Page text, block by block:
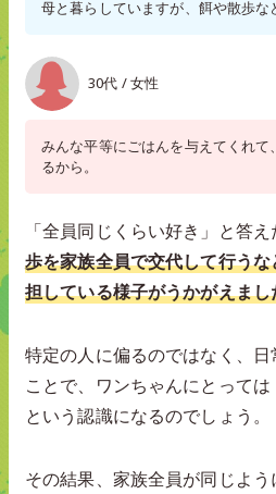
母と暮らしていますが、餌や散歩な
30代 / 女性
みんな平等にごはんを与えてくれ
るから。
「全員同じくらい好き」と答え
歩を家族全員で交代して行う
担している様子がうかがえまし
特定の人に偏るのではなく、
ことで、ワンちゃんにとっては
という認識になるのでしょう。
その結果、家族全員が同じよ